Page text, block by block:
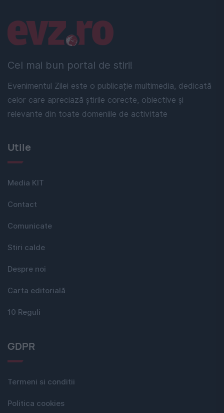
Cel mai bun portal de stiri!
Evenimentul Zilei este o publicație multimedia, dedicată
celor care apreciază știrile corecte, obiective și
relevante din toate domeniile de activitate
Linkuri utile
Utile
Media KIT
Contact
Comunicate
Stiri calde
Despre noi
Carta editorială
10 Reguli
GDPR
Termeni si conditii
Politica cookies